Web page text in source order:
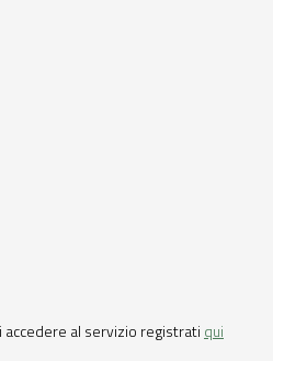
accedere al servizio registrati qui